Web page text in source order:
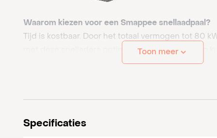
Waarom kiezen voor een Smappee snellaadpaal?
Tijd is kostbaar. Door het totaal vermogen tot 80
met deze snelladers optimale laadsnelheden. Zo
binnen een half uur laadtijd de elektrische auto
aan een betere wereld. Een plus voor zowel jou als
Toon meer
Specificaties